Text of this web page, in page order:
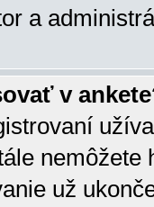
a
v
už